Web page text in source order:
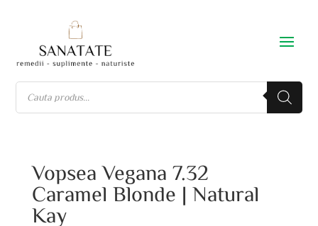
Vopsea Vegana 7.32
Caramel Blonde | Natural
Kay